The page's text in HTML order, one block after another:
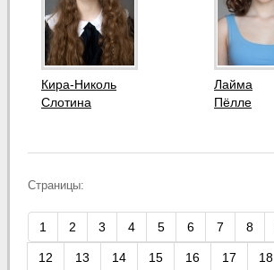
Кира-Николь
Слотина
Лайма
Пёлле
Страницы:
1 2 3 4 5 6 7 8
12 13 14 15 16 17 18